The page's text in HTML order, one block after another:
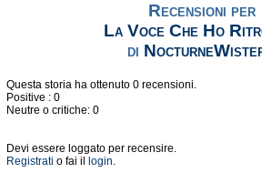
Recensioni per
La Voce Che Ho
di
Questa storia ha ottenuto 0 recensioni.
Positive : 0
Neutre o critiche: 0
Devi essere loggato per recensire.
Registrati o fai il login.